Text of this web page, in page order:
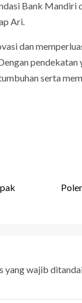
Bank
Ari.
dan
serta
yang wajib